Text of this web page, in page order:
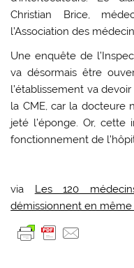
Christian Brice,
l’Association des
Une enquête de
va désormais être
l’établissement va
la CME, car la docteure
jeté l’éponge. Or, cette
fonctionnement de
via Les 120
démissionnent en même